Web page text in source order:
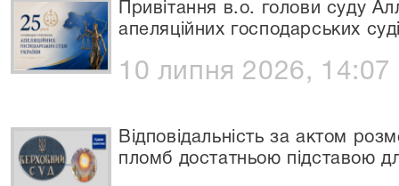
Привітання в.о. голови суду
апеляційних господарських
10 липня 2026, 14:07
Відповідальність за актом
пломб достатньою підставою